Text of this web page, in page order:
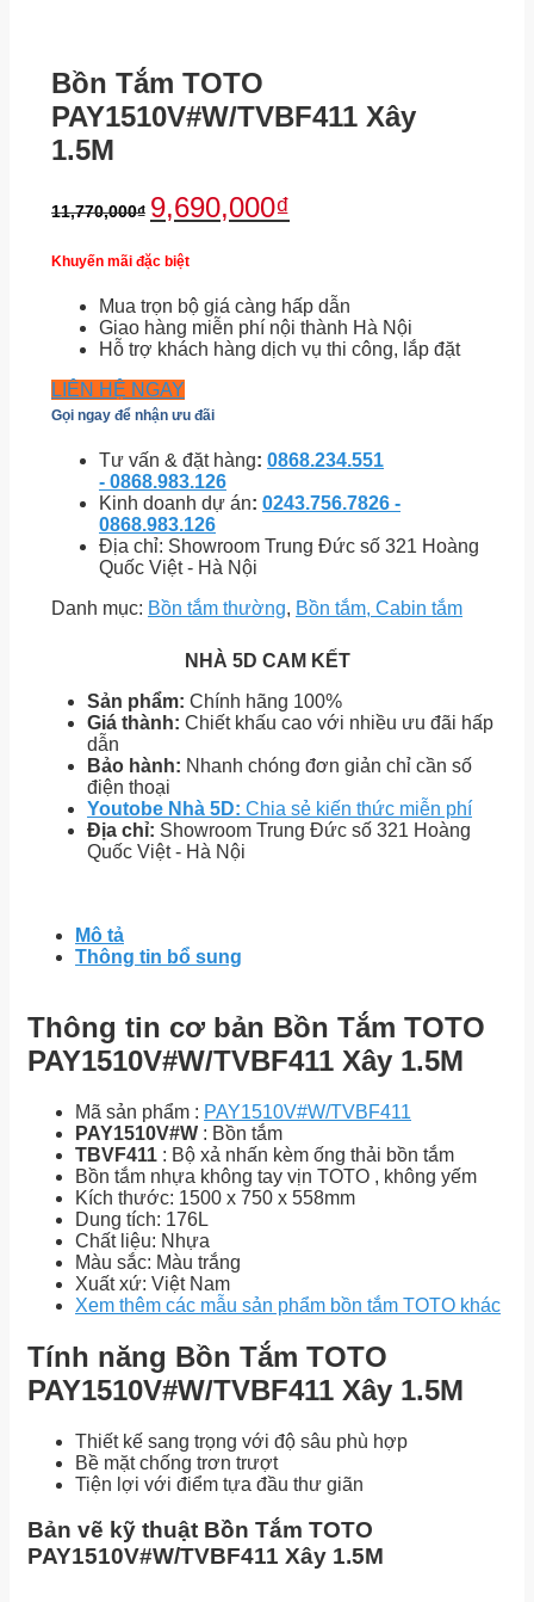
Bồn Tắm TOTO
PAY1510V#W/TVBF411 Xây
1.5M
11,770,000₫ 9,690,000₫
Khuyến mãi đặc biệt
Mua trọn bộ giá càng hấp dẫn
Giao hàng miễn phí nội thành Hà Nội
Hỗ trợ khách hàng dịch vụ thi công, lắp đặt
LIÊN HỆ NGAY
Gọi ngay để nhận ưu đãi
Tư vấn & đặt hàng: 0868.234.551
- 0868.983.126
Kinh doanh dự án: 0243.756.7826 -
0868.983.126
Địa chỉ: Showroom Trung Đức số 321 Hoàng
Quốc Việt - Hà Nội
Danh mục: Bồn tắm thường, Bồn tắm, Cabin tắm
NHÀ 5D CAM KẾT
Sản phẩm: Chính hãng 100%
Giá thành: Chiết khấu cao với nhiều ưu đãi hấp
dẫn
Bảo hành: Nhanh chóng đơn giản chỉ cần số
điện thoại
Youtobe Nhà 5D: Chia sẻ kiến thức miễn phí
Địa chỉ: Showroom Trung Đức số 321 Hoàng
Quốc Việt - Hà Nội
Mô tả
Thông tin bổ sung
Thông tin cơ bản Bồn Tắm TOTO
PAY1510V#W/TVBF411 Xây 1.5M
Mã sản phẩm : PAY1510V#W/TVBF411
PAY1510V#W : Bồn tắm
TBVF411 : Bộ xả nhấn kèm ống thải bồn tắm
Bồn tắm nhựa không tay vịn TOTO , không yếm
Kích thước: 1500 x 750 x 558mm
Dung tích: 176L
Chất liệu: Nhựa
Màu sắc: Màu trắng
Xuất xứ: Việt Nam
Xem thêm các mẫu sản phẩm bồn tắm TOTO khác
Tính năng Bồn Tắm TOTO
PAY1510V#W/TVBF411 Xây 1.5M
Thiết kế sang trọng với độ sâu phù hợp
Bề mặt chống trơn trượt
Tiện lợi với điểm tựa đầu thư giãn
Bản vẽ kỹ thuật Bồn Tắm TOTO
PAY1510V#W/TVBF411 Xây 1.5M